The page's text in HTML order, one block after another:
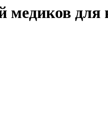
для